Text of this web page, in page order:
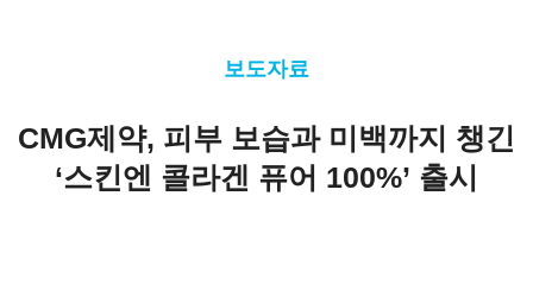
보도자료
CMG제약, 피부 보습과 미백까지 챙긴
‘스킨엔 콜라겐 퓨어 100%’ 출시